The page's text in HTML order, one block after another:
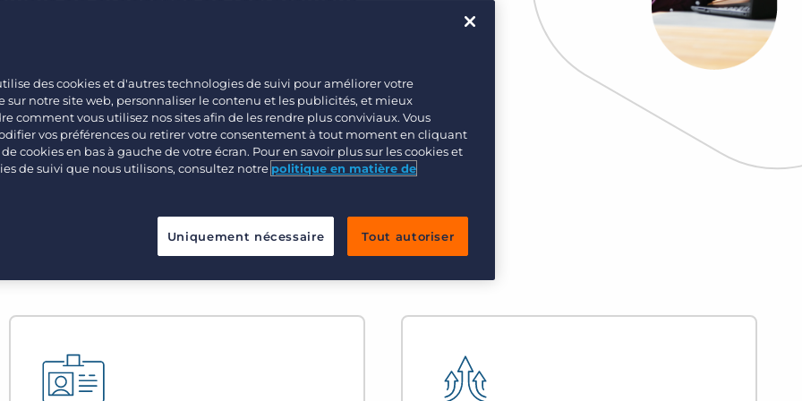
à partir d’une interface unique et
des cookies et d'autres technologies de suivi pour améliorer votre
sur notre site web, personnaliser le contenu et les publicités, et mieux
comment vous utilisez nos sites afin de les rendre plus conviviaux. Vous
vos préférences ou retirer votre consentement à tout moment en cliquant
cookies en bas à gauche de votre écran. Pour en savoir plus sur les cookies et
de suivi que nous utilisons, consultez notre politique en matière de
Uniquement nécessaire Tout autoriser